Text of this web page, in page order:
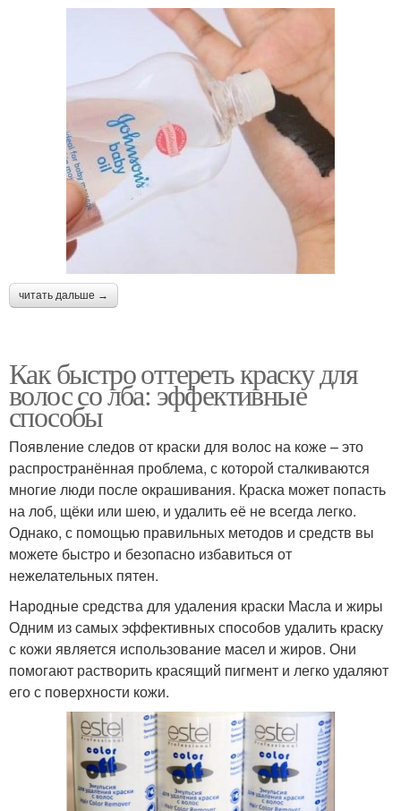
читать дальше →
Как быстро оттереть краску для
волос со лба: эффективные
способы
Появление следов от краски для волос на коже – это
распространённая проблема, с которой сталкиваются
многие люди после окрашивания. Краска может попасть
на лоб, щёки или шею, и удалить её не всегда легко.
Однако, с помощью правильных методов и средств вы
можете быстро и безопасно избавиться от
нежелательных пятен.
Народные средства для удаления краски Масла и жиры
Одним из самых эффективных способов удалить краску
с кожи является использование масел и жиров. Они
помогают растворить красящий пигмент и легко удаляют
его с поверхности кожи.